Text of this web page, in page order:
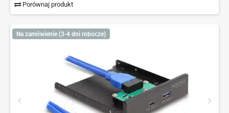
Porównaj produkt
Na zamówienie (3-4 dni robocze)